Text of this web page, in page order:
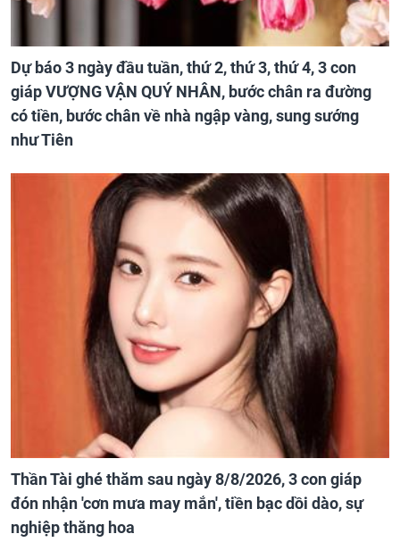
Dự báo 3 ngày đầu tuần, thứ 2, thứ 3, thứ 4, 3 con
giáp VƯỢNG VẬN QUÝ NHÂN, bước chân ra đường
có tiền, bước chân về nhà ngập vàng, sung sướng
như Tiên
Thần Tài ghé thăm sau ngày 8/8/2026, 3 con giáp
đón nhận 'cơn mưa may mắn', tiền bạc dồi dào, sự
nghiệp thăng hoa